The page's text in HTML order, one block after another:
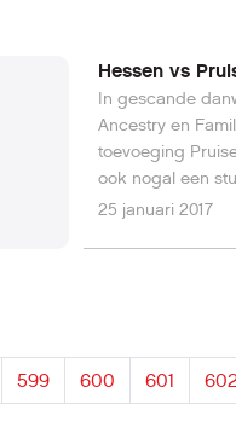
Hessen vs
In gescande
Ancestry en
toevoeging
ook nogal een
zelfs en wordt
25 januari 2017
599 600 601